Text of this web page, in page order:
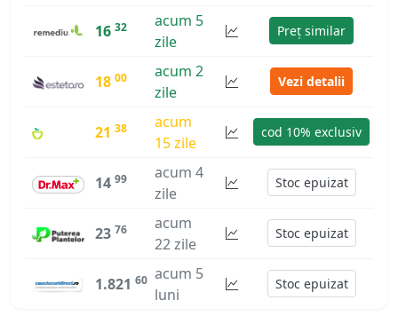
16 32
acum 5
zile
Preț similar
18 00
acum 2
zile
Vezi detalii
21 38
acum
15 zile
cod 10% exclusiv
14 99
acum 4
zile
Stoc epuizat
23 76
acum
22 zile
Stoc epuizat
1.821 60 acum 5
luni
Stoc epuizat